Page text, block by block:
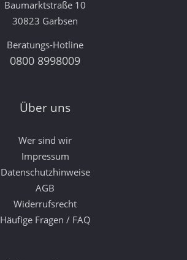
Baumarktstraße 10
30823 Garbsen
Beratungs-Hotline
0800 8998009
Über uns
Wer sind wir
Impressum
Datenschutzhinweise
AGB
Widerrufsrecht
Häufige Fragen / FAQ